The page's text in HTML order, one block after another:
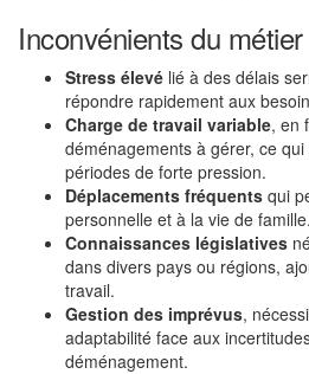
Inconvénients du métier
Stress élevé lié à des délais
répondre rapidement aux
Charge de travail variable, en
déménagements à gérer, ce
périodes de forte pression.
Déplacements fréquents qui
personnelle et à la vie de famille.
Connaissances législatives
dans divers pays ou régions,
travail.
Gestion des imprévus,
adaptabilité face aux
déménagement.